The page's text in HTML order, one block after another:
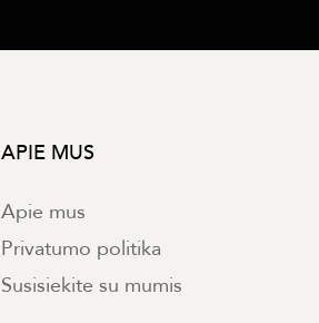
APIE MUS
Apie mus
Privatumo politika
Susisiekite su mumis